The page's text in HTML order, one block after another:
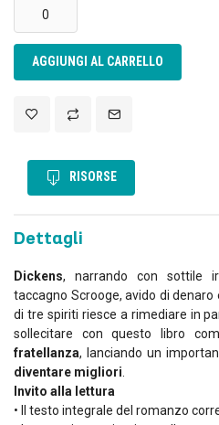
AGGIUNGI AL CARRELLO
RISORSE
Dettagli
Dickens, narrando con sottile
taccagno Scrooge, avido di denaro
di tre spiriti riesce a rimediare in
sollecitare con questo libro
fratellanza, lanciando un
diventare migliori
Invito alla lettura
• Il testo integrale del romanzo